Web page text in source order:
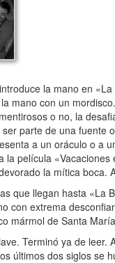
la mano en
mano con un
o no, la
parte de una fuente
a un oráculo o a
la película
la mítica boca.
que llegan hasta «La
con extrema
mármol de Santa
Terminó ya de
últimos dos siglos se